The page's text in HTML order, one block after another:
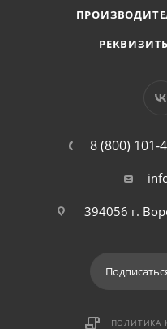
8 (800) 101-
394056 г.
ПОЛИТИКА